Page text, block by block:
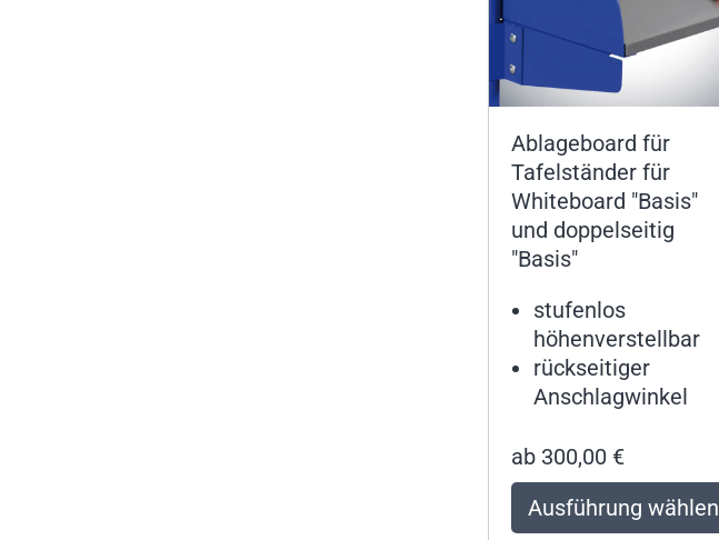
Ablageboard für
Tafelständer für
Whiteboard "Basis"
und doppelseitig
"Basis"
stufenlos
höhenverstellbar
rückseitiger
Anschlagwinkel
ab 300,00 €
Ausführung wählen